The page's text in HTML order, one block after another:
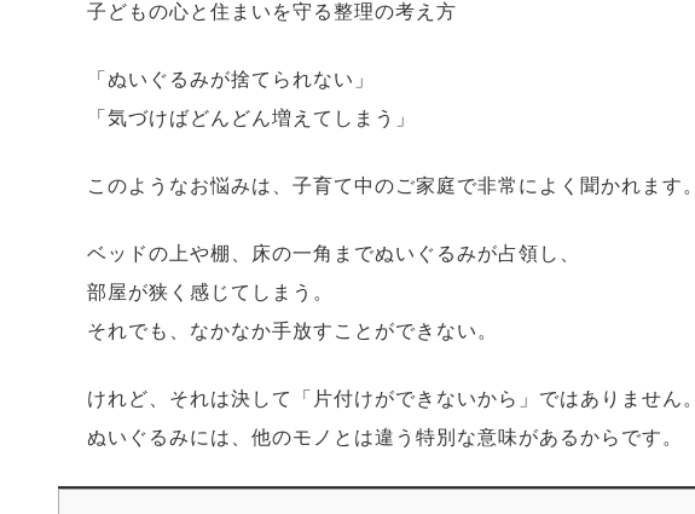
子どもの心と住まいを守る整理の考え方
「ぬいぐるみが捨てられない」
「気づけばどんどん増えてしまう」
このようなお悩みは、子育て中のご家庭で非常によく聞かれます。
ベッドの上や棚、床の一角までぬいぐるみが占領し、
部屋が狭く感じてしまう。
それでも、なかなか手放すことができない。
けれど、それは決して「片付けができないから」ではありません。
ぬいぐるみには、他のモノとは違う特別な意味があるからです。